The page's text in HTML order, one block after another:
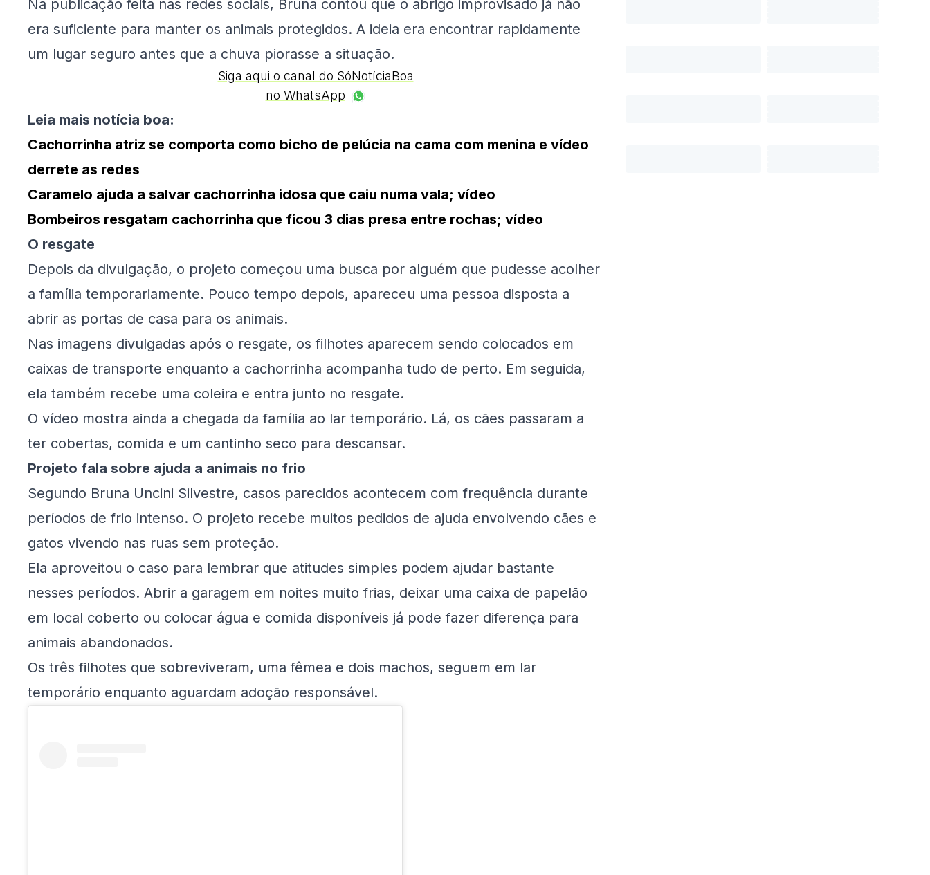
Na publicação feita nas redes sociais, Bruna contou que o abrigo improvisado já não
era suficiente para manter os animais protegidos. A ideia era encontrar rapidamente
um lugar seguro antes que a chuva piorasse a situação.
Siga aqui o canal do SóNotíciaBoa
no WhatsApp
Leia mais notícia boa:
Cachorrinha atriz se comporta como bicho de pelúcia na cama com menina e vídeo
derrete as redes
Caramelo ajuda a salvar cachorrinha idosa que caiu numa vala; vídeo
Bombeiros resgatam cachorrinha que ficou 3 dias presa entre rochas; vídeo
O resgate
Depois da divulgação, o projeto começou uma busca por alguém que pudesse acolher
a família temporariamente. Pouco tempo depois, apareceu uma pessoa disposta a
abrir as portas de casa para os animais.
Nas imagens divulgadas após o resgate, os filhotes aparecem sendo colocados em
caixas de transporte enquanto a cachorrinha acompanha tudo de perto. Em seguida,
ela também recebe uma coleira e entra junto no resgate.
O vídeo mostra ainda a chegada da família ao lar temporário. Lá, os cães passaram a
ter cobertas, comida e um cantinho seco para descansar.
Projeto fala sobre ajuda a animais no frio
Segundo Bruna Uncini Silvestre, casos parecidos acontecem com frequência durante
períodos de frio intenso. O projeto recebe muitos pedidos de ajuda envolvendo cães e
gatos vivendo nas ruas sem proteção.
Ela aproveitou o caso para lembrar que atitudes simples podem ajudar bastante
nesses períodos. Abrir a garagem em noites muito frias, deixar uma caixa de papelão
em local coberto ou colocar água e comida disponíveis já pode fazer diferença para
animais abandonados.
Os três filhotes que sobreviveram, uma fêmea e dois machos, seguem em lar
temporário enquanto aguardam adoção responsável.